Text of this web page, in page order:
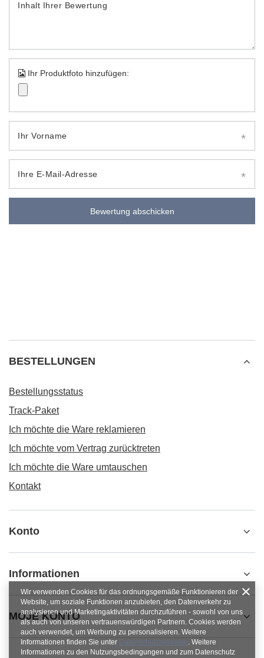
Inhalt Ihrer Bewertung
Ihr Produktfoto hinzufügen:
Ihr Vorname
Ihre E-Mail-Adresse
Bewertung abschicken
BESTELLUNGEN
Bestellungsstatus
Track-Paket
Ich möchte die Ware reklamieren
Ich möchte vom Vertrag zurücktreten
Ich möchte die Ware umtauschen
Kontakt
Konto
Informationen
MOJE KONTO
Wir verwenden Cookies für das ordnungsgemäße Funktionieren der
Website, um soziale Funktionen anzubieten, den Datenverkehr zu
analysieren und Marketingaktivitäten durchzuführen - sowohl von uns
als auch von unseren vertrauenswürdigen Partnern. Cookies werden
auch verwendet, um Werbung zu personalisieren. Weitere
Informationen finden Sie unter Datenschutzhinweise. Weitere
Informationen zu den Nutzungsbedingungen und zum Datenschutz